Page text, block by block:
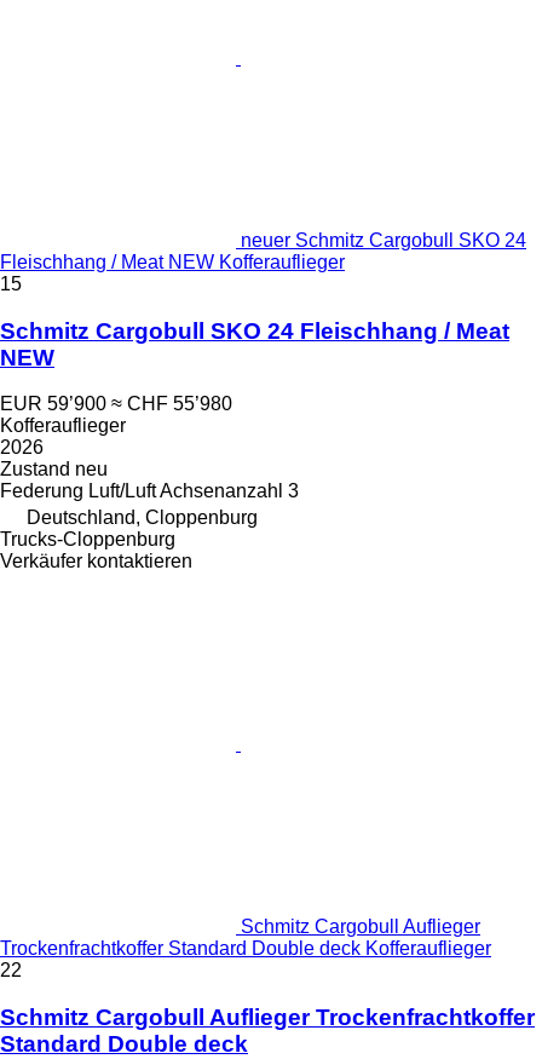
neuer Schmitz Cargobull SKO 24
Fleischhang / Meat NEW Kofferauflieger
15
Schmitz Cargobull SKO 24 Fleischhang / Meat
NEW
EUR 59’900 ≈ CHF 55’980
Kofferauflieger
2026
Zustand neu
Federung Luft/LuftAchsenanzahl 3
Deutschland, Cloppenburg
Trucks-Cloppenburg
Verkäufer kontaktieren
Schmitz Cargobull Auflieger
Trockenfrachtkoffer Standard Double deck Kofferauflieger
22
Schmitz Cargobull Auflieger Trockenfrachtkoffer
Standard Double deck